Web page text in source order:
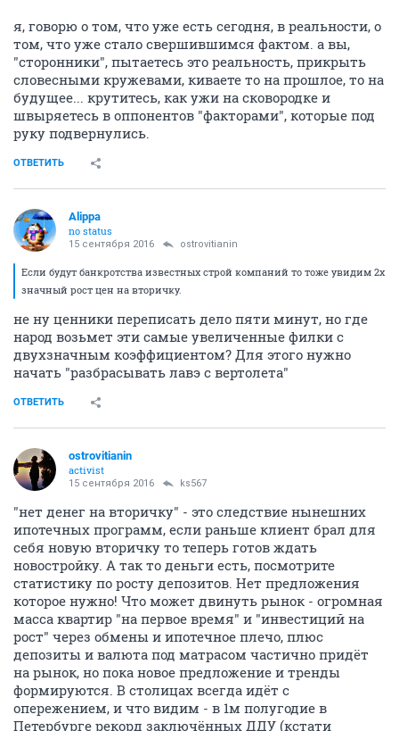
я, говорю о том, что уже есть сегодня, в реальности, о
том, что уже стало свершившимся фактом. а вы,
"сторонники", пытаетесь это реальность, прикрыть
словесными кружевами, киваете то на прошлое, то на
будущее... крутитесь, как ужи на сковородке и
швыряетесь в оппонентов "факторами", которые под
руку подвернулись.
ОТВЕТИТЬ
Alippa
no status
15 сентября 2016 ostrovitianin
Если будут банкротства известных строй компаний то тоже увидим 2х
значный рост цен на вторичку.
не ну ценники переписать дело пяти минут, но где
народ возьмет эти самые увеличенные филки с
двухзначным коэффициентом? Для этого нужно
начать "разбрасывать лавэ с вертолета"
ОТВЕТИТЬ
ostrovitianin
activist
15 сентября 2016 ks567
"нет денег на вторичку" - это следствие нынешних
ипотечных программ, если раньше клиент брал для
себя новую вторичку то теперь готов ждать
новостройку. А так то деньги есть, посмотрите
статистику по росту депозитов. Нет предложения
которое нужно! Что может двинуть рынок - огромная
масса квартир "на первое время" и "инвестиций на
рост" через обмены и ипотечное плечо, плюс
депозиты и валюта под матрасом частично придёт
на рынок, но пока новое предложение и тренды
формируются. В столицах всегда идёт с
опережением, и что видим - в 1м полугодие в
Петербурге рекорд заключённых ДДУ (кстати